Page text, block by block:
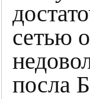
сетью
посла